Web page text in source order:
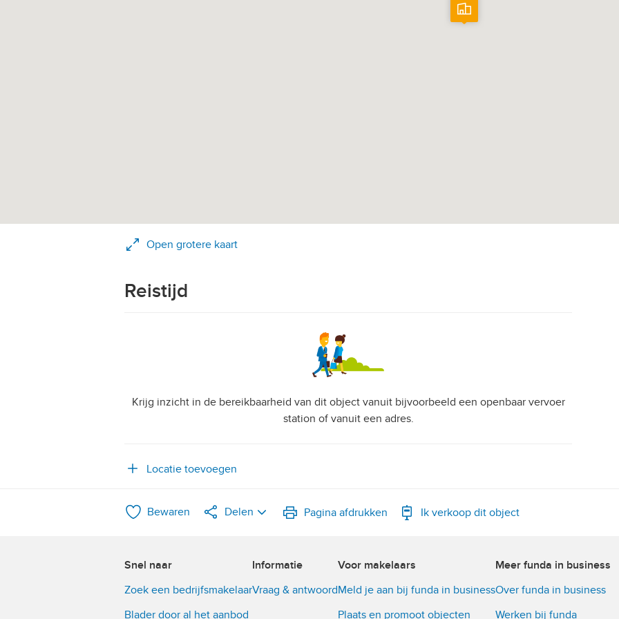
Open grotere kaart
Reistijd
Krijg inzicht in de bereikbaarheid van dit object vanuit bijvoorbeeld een openbaar vervoer
station of vanuit een adres.
Locatie toevoegen
Bewaren Delen Pagina afdrukken Ik verkoop dit object
Snel naar
Zoek een bedrijfsmakelaar
Blader door al het aanbod
Informatie
Vraag & antwoord
Voor makelaars
Meld je aan bij funda in business
Plaats en promoot objecten
Meer funda in business
Over funda in business
Werken bij funda